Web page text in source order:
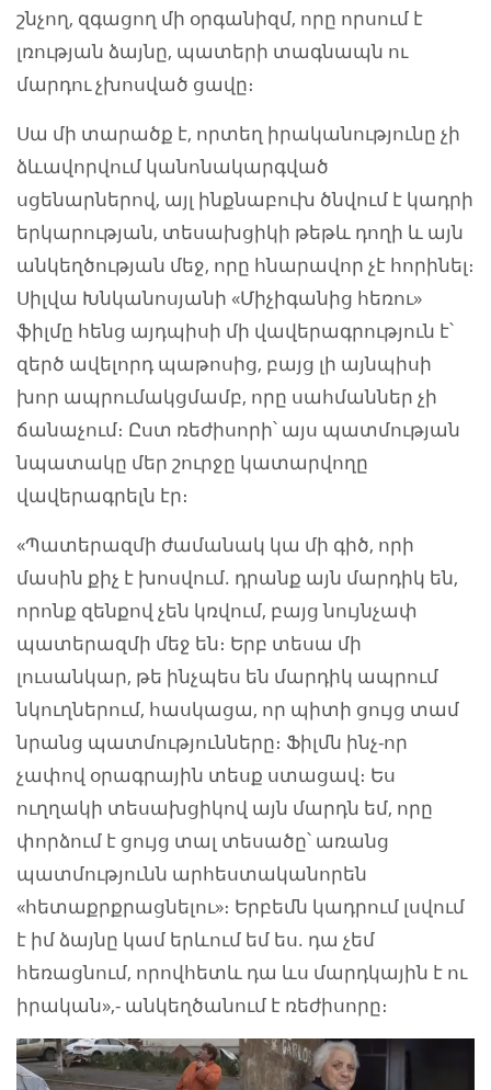
շնչող, զգացող մի օրգանիզմ, որը որսում է
լռության ձայնը, պատերի տագնապն ու
մարդու չխոսված ցավը։
Սա մի տարածք է, որտեղ իրականությունը չի
ձևավորվում կանոնակարգված
սցենարներով, այլ ինքնաբուխ ծնվում է կադրի
երկարության, տեսախցիկի թեթև դողի և այն
անկեղծության մեջ, որը հնարավոր չէ հորինել։
Սիլվա Խնկանոսյանի «Միչիգանից հեռու»
ֆիլմը հենց այդպիսի մի վավերագրություն է՝
զերծ ավելորդ պաթոսից, բայց լի այնպիսի
խոր ապրումակցմամբ, որը սահմաններ չի
ճանաչում։ Ըստ ռեժիսորի՝ այս պատմության
նպատակը մեր շուրջը կատարվողը
վավերագրելն էր։
«Պատերազմի ժամանակ կա մի գիծ, որի
մասին քիչ է խոսվում. դրանք այն մարդիկ են,
որոնք զենքով չեն կռվում, բայց նույնչափ
պատերազմի մեջ են։ Երբ տեսա մի
լուսանկար, թե ինչպես են մարդիկ ապրում
նկուղներում, հասկացա, որ պիտի ցույց տամ
նրանց պատմությունները։ Ֆիլմն ինչ-որ
չափով օրագրային տեսք ստացավ։ Ես
ուղղակի տեսախցիկով այն մարդն եմ, որը
փորձում է ցույց տալ տեսածը՝ առանց
պատմությունն արհեստականորեն
«հետաքրքրացնելու»։ Երբեմն կադրում լսվում
է իմ ձայնը կամ երևում եմ ես. դա չեմ
հեռացնում, որովհետև դա ևս մարդկային է ու
իրական»,- անկեղծանում է ռեժիսորը։